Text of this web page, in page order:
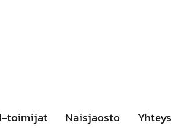
toimijat Naisjaosto Yhteys